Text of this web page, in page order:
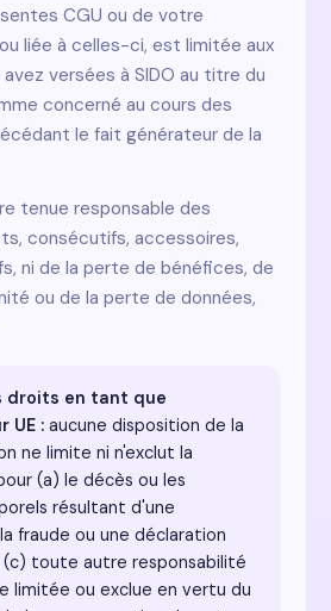
CGU ou de votre
liée à celles-ci, est limitée aux
versées à SIDO au titre du
concerné au cours des
le fait générateur de la
tenue responsable des
consécutifs, accessoires,
ni de la perte de bénéfices, de
ou de la perte de données,
droits en tant que
UE :aucune disposition de la
ne limite ni n'exclut la
(a) le décès ou les
résultant d'une
fraude ou une déclaration
(c) toute autre responsabilité
limitée ou exclue en vertu du